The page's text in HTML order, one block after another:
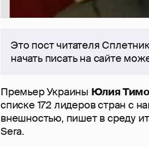
Это пост читателя
начать писать на сайте
Премьер Украины Юлия
списке 172 лидеров стран с
внешностью, пишет в среду
Sera.